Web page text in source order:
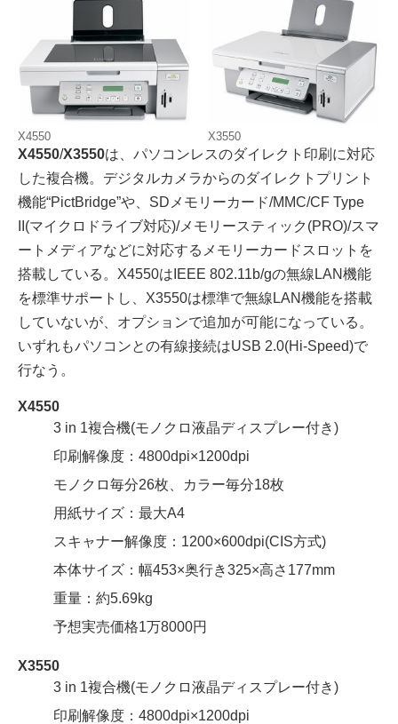
X4550 X3550
X4550/X3550は、パソコンレスのダイレクト印刷に対応
した複合機。デジタルカメラからのダイレクトプリント
機能“PictBridge”や、SDメモリーカード/MMC/CF Type
II(マイクロドライブ対応)/メモリースティック(PRO)/スマ
ートメディアなどに対応するメモリーカードスロットを
搭載している。X4550はIEEE 802.11b/gの無線LAN機能
を標準サポートし、X3550は標準で無線LAN機能を搭載
していないが、オプションで追加が可能になっている。
いずれもパソコンとの有線接続はUSB 2.0(Hi-Speed)で
行なう。
X4550
3 in 1複合機(モノクロ液晶ディスプレー付き)
印刷解像度：4800dpi×1200dpi
モノクロ毎分26枚、カラー毎分18枚
用紙サイズ：最大A4
スキャナー解像度：1200×600dpi(CIS方式)
本体サイズ：幅453×奥行き325×高さ177mm
重量：約5.69kg
予想実売価格1万8000円
X3550
3 in 1複合機(モノクロ液晶ディスプレー付き)
印刷解像度：4800dpi×1200dpi